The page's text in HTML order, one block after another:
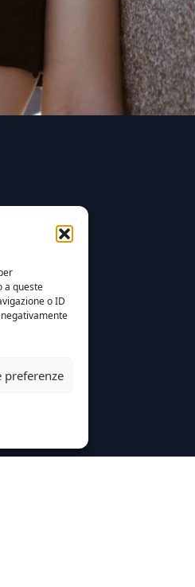
a queste
o ID
preferenze